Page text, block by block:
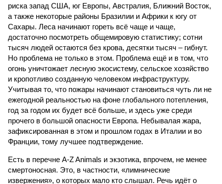
риска запад США, юг Европы, Австралия, Ближний Восток,
а также некоторые районы Бразилии и Африки к югу от
Сахары. Леса начинают гореть всё чаще и чаще,
достаточно посмотреть общемировую статистику; сотни
тысяч людей остаются без крова, десятки тысяч – гибнут.
Но проблема не только в этом. Проблема ещё и в том, что
огонь уничтожает лесную экосистему, сельское хозяйство
и кропотливо созданную человеком инфраструктуру.
Учитывая то, что пожары начинают становиться чуть ли не
ежегодной реальностью на фоне глобального потепления,
год за годом их будет всё больше, и здесь уже среди
прочего в большой опасности Европа. Небывалая жара,
зафиксированная в этом и прошлом годах в Италии и во
Франции, тому лучшее подтверждение.
Есть в перечне A-Z Animals и экзотика, впрочем, не менее
смертоносная. Это, в частности, «лимнические
извержения», о которых мало кто слышал. Речь идёт о